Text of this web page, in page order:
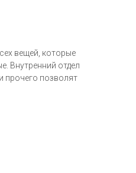
вещей, которые
Внутренний отдел
прочего позволят